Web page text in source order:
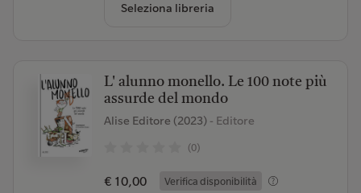
Seleziona libreria
L' alunno monello. Le 100 note più
assurde del mondo
Alise Editore (2023)- Editore
(0)
€ 10,00 Verifica disponibilità